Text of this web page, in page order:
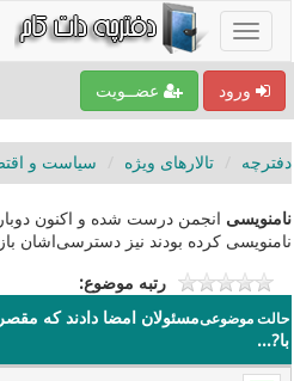
ورود عضــویت
دفترچه تالارهای ویژه سیاست و
نامنویسی انجمن درست شده و اکنون
نامنویسی کرده بودند نیز دسترسی‌اشان
رتبه موضوع:
حالت موضوعیمسئولان امضا دادند که مقصر
با?...